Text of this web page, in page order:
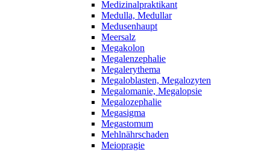
Medizinalpraktikant
Medulla, Medullar
Medusenhaupt
Meersalz
Megakolon
Megalenzephalie
Megalerythema
Megaloblasten, Megalozyten
Megalomanie, Megalopsie
Megalozephalie
Megasigma
Megastomum
Mehlnährschaden
Meiopragie